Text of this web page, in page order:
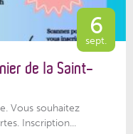
6
sept.
de la Saint-
Vous souhaitez
Inscription...